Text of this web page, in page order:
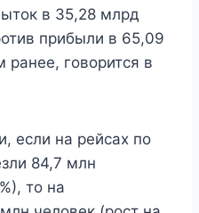
в 35,28 млрд
прибыли в 65,09
говорится в
если на рейсах по
84,7 млн
то на